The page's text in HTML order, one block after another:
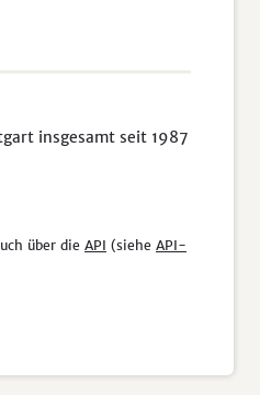
insgesamt seit 1987
über die API (siehe API-